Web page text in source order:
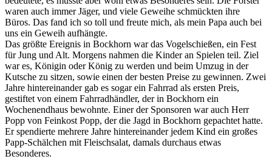
waren auch immer Jäger, und viele Geweihe schmückten ihre
Büros. Das fand ich so toll und freute mich, als mein Papa auch bei
uns ein Geweih aufhängte.
Das größte Ereignis in Bockhorn war das Vogelschießen, ein Fest
für Jung und Alt. Morgens nahmen die Kinder an Spielen teil. Ziel
war es, Königin oder König zu werden und beim Umzug in der
Kutsche zu sitzen, sowie einen der besten Preise zu gewinnen. Zwei
Jahre hintereinander gab es sogar ein Fahrrad als ersten Preis,
gestiftet von einem Fahrradhändler, der in Bockhorn ein
Wochenendhaus bewohnte. Einer der Sponsoren war auch Herr
Popp von Feinkost Popp, der die Jagd in Bockhorn gepachtet hatte.
Er spendierte mehrere Jahre hintereinander jedem Kind ein großes
Papp-Schälchen mit Fleischsalat, damals durchaus etwas
Besonderes.